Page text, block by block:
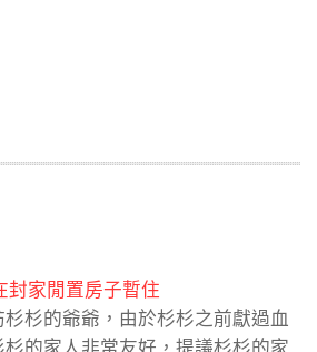
封家閒置房子暫住
的爺爺，由於杉杉之前獻過血